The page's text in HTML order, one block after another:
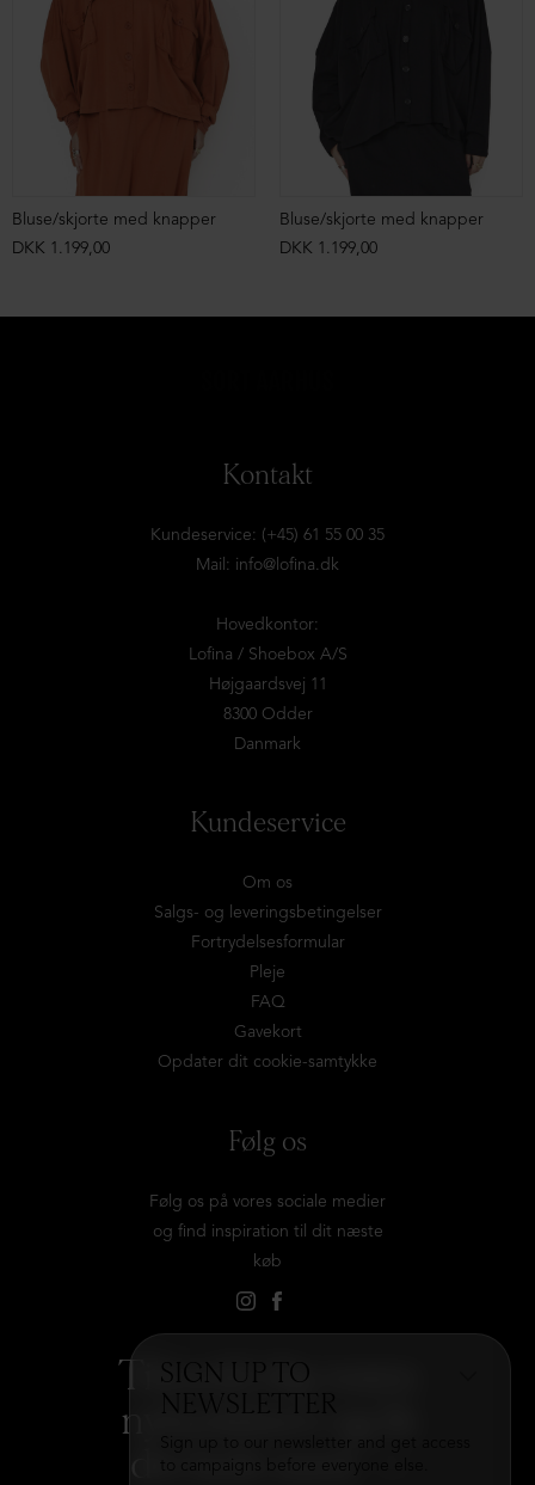
SIGN UP TO
Bluse/skjorte med knapper
DKK 1.199,00
Bluse/skjorte med knapper
DKK 1.199,00
Kontakt
Kundeservice: (+45) 61 55 00 35
Mail: info@lofina.dk
Hovedkontor:
Lofina / Shoebox A/S
Højgaardsvej 11
8300 Odder
Danmark
Kundeservice
Om os
Salgs- og leveringsbetingelser
Fortrydelsesformular
Pleje
FAQ
Gavekort
Opdater dit cookie-samtykke
Følg os
Følg os på vores sociale medier
og find inspiration til dit næste
køb
Tilmeld dig vores
nyhedsbrev og få